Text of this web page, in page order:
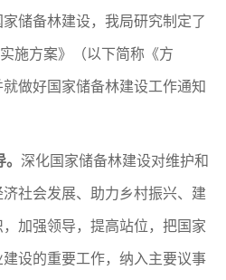
储备林建设，我局研究制定了
施方案》（以下简称《方
做好国家储备林建设工作通知
深化国家储备林建设对维护和
社会发展、助力乡村振兴、建
加强领导，提高站位，把国家
设的重要工作，纳入主要议事